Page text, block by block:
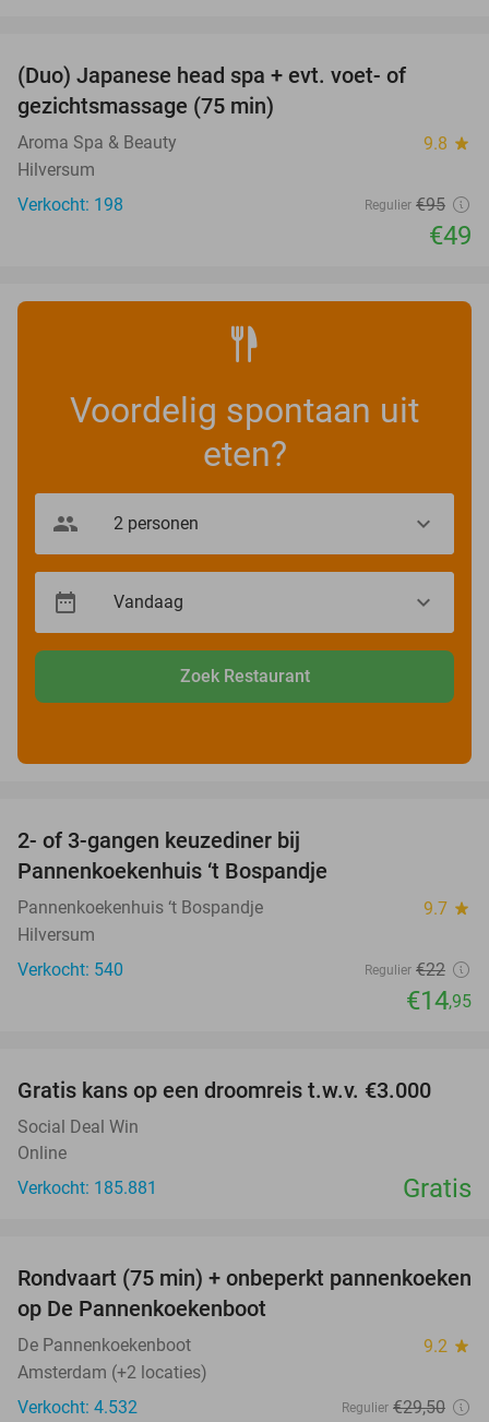
(Duo) Japanese head spa + evt. voet- of
gezichtsmassage (75 min)
Aroma Spa & Beauty 9.8 star
Hilversum
Verkocht: 198
Regulier €95
€49
Voordelig spontaan uit
eten?
Zoek Restaurant
2- of 3-gangen keuzediner bij
Pannenkoekenhuis ‘t Bospandje
Pannenkoekenhuis ‘t Bospandje 9.7 star
Hilversum
Verkocht: 540
Regulier €22
€14,95
Gratis kans op een droomreis t.w.v. €3.000
Social Deal Win
Online
Verkocht: 185.881
Gratis
30%
Rondvaart (75 min) + onbeperkt pannenkoeken
op De Pannenkoekenboot
De Pannenkoekenboot 9.2 star
Amsterdam (+2 locaties)
Verkocht: 4.532
Regulier €29,50